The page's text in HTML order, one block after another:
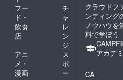
と本当に欲しい人に全
巻揃えてお礼のサイン
も入れて…ということ
を１つの目標にやって
来たので、十分役割は
果たしてくれたと思い
フー
ド・
飲食
店
チ
ャ
レ
ン
ジ
アニ
メ・
漫画
ス
ポ
ー
クラウドフ
ンディング
ノウハウを
料で学ぼう
アカデ
CA